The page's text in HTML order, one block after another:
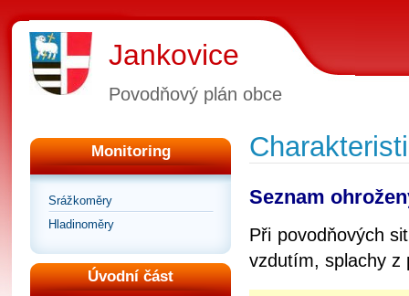
Jankovice
Povodňový plán obce
Monitoring
Srážkoměry
Hladinoměry
Úvodní část
Seznam
Při povodňových
vzdutím, splachy z